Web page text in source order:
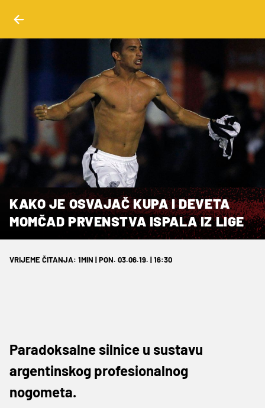
KAKO JE OSVAJAČ KUPA I DEVETA
MOMČAD PRVENSTVA ISPALA IZ LIGE
VRIJEME ČITANJA: 1MIN | PON. 03.06.19. | 16:30
Paradoksalne silnice u sustavu
argentinskog profesionalnog
nogometa.